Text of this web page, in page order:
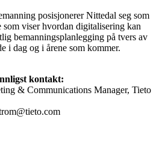
posisjonerer Nittedal seg som
som viser hvordan digitalisering kan
bemanningsplanlegging på tvers av
i dag og i årene som kommer.
kontakt:
& Communications Manager, Tieto